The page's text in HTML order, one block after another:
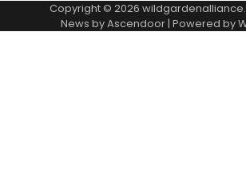
Copyright © 2026
News byAscendoor| Powered by